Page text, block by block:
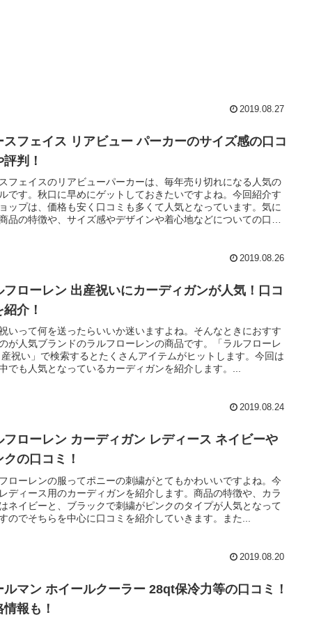
2019.08.27
スフェイス リアビュー パーカーのサイズ感の口コ
判！
フェイスのリアビューパーカーは、毎年売り切れになる人気の
です。秋口に早めにゲットしておきたいですよね。今回紹介す
ップは、価格も安く口コミも多くて人気となっています。気に
品の特徴や、サイズ感やデザインや着心地などについての口コ
2019.08.26
フローレン 出産祝いにカーディガンが人気！口コ
介！
いって何を送ったらいいか迷いますよね。そんなときにおすす
が人気ブランドのラルフローレンの商品です。「ラルフローレ
祝い」で検索するとたくさんアイテムがヒットします。今回は
でも人気となっているカーディガンを紹介します。...
2019.08.24
フローレン カーディガン レディース ネイビーや
クの口コミ！
ローレンの服ってポニーの刺繍がとてもかわいいですよね。今
ディース用のカーディガンを紹介します。商品の特徴や、カラ
ネイビーと、ブラックで刺繍がピンクのタイプが人気となって
のでそちらを中心に口コミを紹介していきます。また...
2019.08.20
ルマン ホイールクーラー 28qt保冷力等の口コミ！
情報も！